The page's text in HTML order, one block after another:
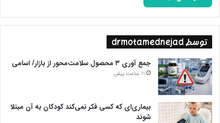
توسط drmotamednejad
جمع آوری ۳ محصول سلامت‌محور از بازار/ اسامی
11 ساعت پیش
بیماری‌ای که کسی فکر نمی‌کند کودکان به آن مبتلا
شوند